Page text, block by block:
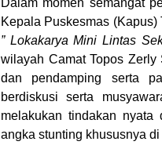
Dalam momen semangat
Kepala Puskesmas
” Lokakarya Mini Lintas
wilayah Camat Topos
dan pendamping serta
berdiskusi serta
melakukan tindakan nyata
angka stunting khususnya